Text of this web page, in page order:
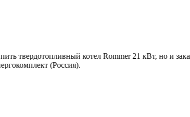
твердотопливный котел Rommer 21 кВт, но и
(Россия).